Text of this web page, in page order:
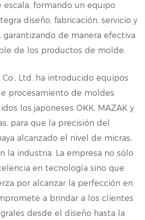
escala, formando un equipo
diseño, fabricación, servicio y
garantizando de manera efectiva
de los productos de molde.
Ltd. ha introducido equipos
procesamiento de moldes
los japoneses OKK, MAZAK y
para que la precisión del
alcanzado el nivel de micras,
la industria. La empresa no sólo
en tecnología sino que
por alcanzar la perfección en
a brindar a los clientes
desde el diseño hasta la